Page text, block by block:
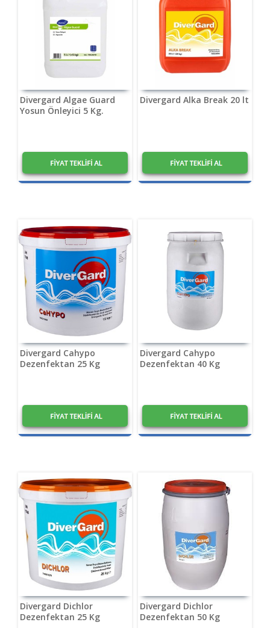
Divergard Algae Guard
Yosun Önleyici 5 Kg.
₺
Divergard Alka Break 20 lt
₺
Divergard Cahypo
Dezenfektan 25 Kg
₺
Divergard Cahypo
Dezenfektan 40 Kg
₺
Divergard Dichlor
Dezenfektan 25 Kg
Divergard Dichlor
Dezenfektan 50 Kg